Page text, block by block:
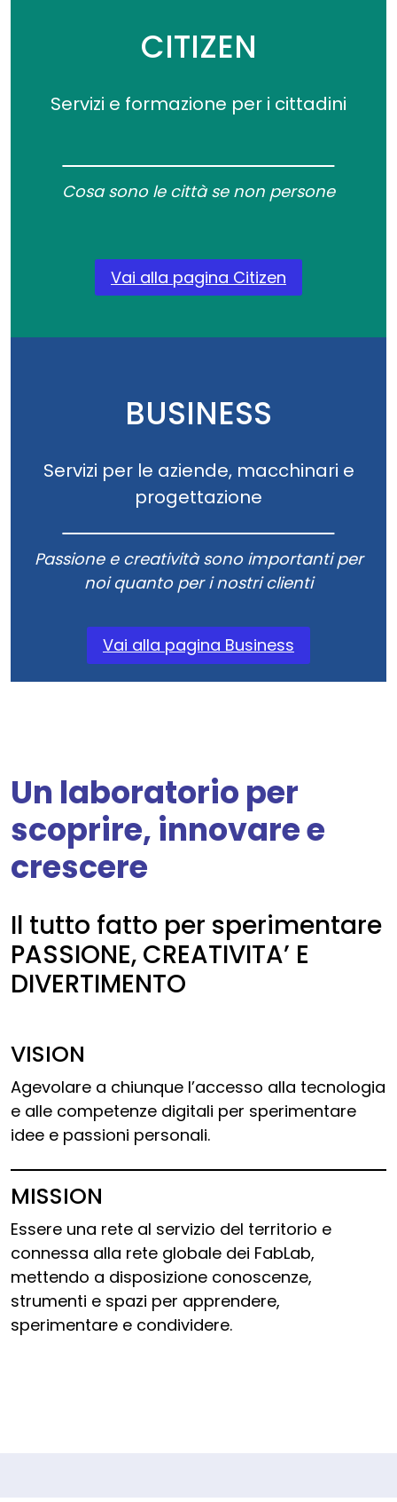
CITIZEN
Servizi e formazione per i cittadini
Cosa sono le città se non persone
Vai alla pagina Citizen
BUSINESS
Servizi per le aziende, macchinari e
progettazione
Passione e creatività sono importanti per
noi quanto per i nostri clienti
Vai alla pagina Business
Un laboratorio per
scoprire, innovare e
crescere
Il tutto fatto per sperimentare
PASSIONE, CREATIVITA’ E
DIVERTIMENTO
VISION
Agevolare a chiunque l’accesso alla tecnologia
e alle competenze digitali per sperimentare
idee e passioni personali.
MISSION
Essere una rete al servizio del territorio e
connessa alla rete globale dei FabLab,
mettendo a disposizione conoscenze,
strumenti e spazi per apprendere,
sperimentare e condividere.